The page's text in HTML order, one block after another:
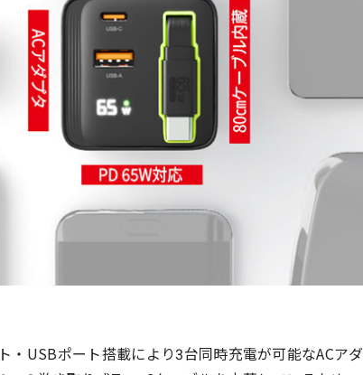
・USBポート搭載により3台同時充電が可能なACア